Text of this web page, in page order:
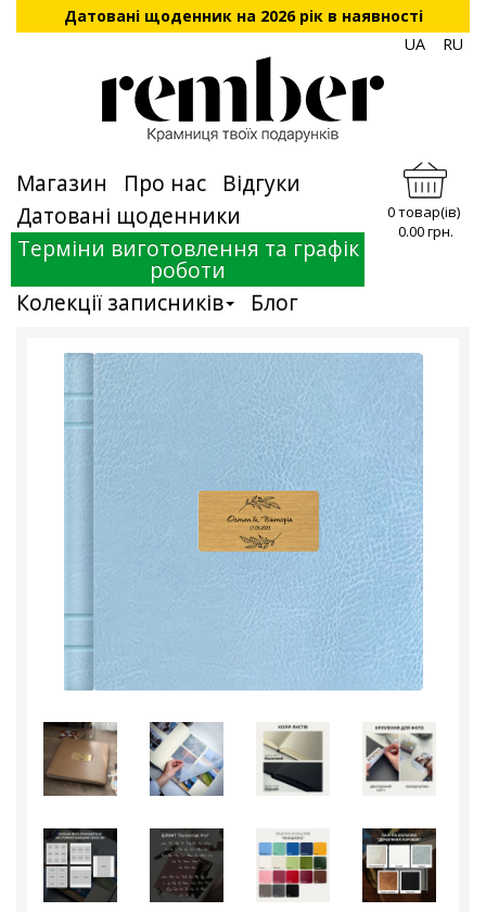
Датовані щоденник на 2026 рік в наявності
UA
RU
Магазин Про нас
Відгуки
Датовані щоденники
Терміни виготовлення та графік
роботи
Колекції записників
Блог
0 товар(ів)
0.00 грн.